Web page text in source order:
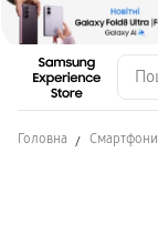
Головна Смартфони